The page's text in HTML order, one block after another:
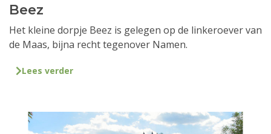
Beez
Het kleine dorpje Beez is gelegen op de linkeroever van
de Maas, bijna recht tegenover Namen.
Lees verder